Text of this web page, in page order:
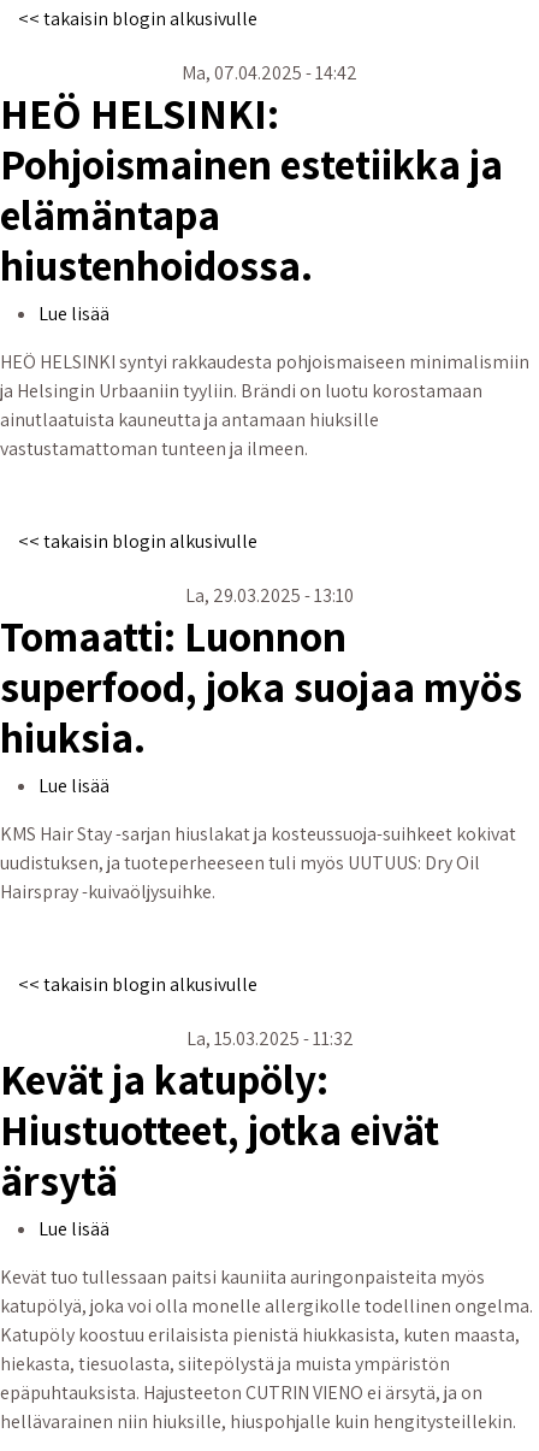
<< takaisin blogin alkusivulle
Ma, 07.04.2025 - 14:42
HEÖ HELSINKI:
Pohjoismainen estetiikka ja
elämäntapa
hiustenhoidossa.
Lue lisää
HEÖ HELSINKI syntyi rakkaudesta pohjoismaiseen minimalismiin
ja Helsingin Urbaaniin tyyliin. Brändi on luotu korostamaan
ainutlaatuista kauneutta ja antamaan hiuksille
vastustamattoman tunteen ja ilmeen.
<< takaisin blogin alkusivulle
La, 29.03.2025 - 13:10
Tomaatti: Luonnon
superfood, joka suojaa myös
hiuksia.
Lue lisää
KMS Hair Stay -sarjan hiuslakat ja kosteussuoja-suihkeet kokivat
uudistuksen, ja tuoteperheeseen tuli myös UUTUUS: Dry Oil
Hairspray -kuivaöljysuihke.
<< takaisin blogin alkusivulle
La, 15.03.2025 - 11:32
Kevät ja katupöly:
Hiustuotteet, jotka eivät
ärsytä
Lue lisää
Kevät tuo tullessaan paitsi kauniita auringonpaisteita myös
katupölyä, joka voi olla monelle allergikolle todellinen ongelma.
Katupöly koostuu erilaisista pienistä hiukkasista, kuten maasta,
hiekasta, tiesuolasta, siitepölystä ja muista ympäristön
epäpuhtauksista. Hajusteeton CUTRIN VIENO ei ärsytä, ja on
hellävarainen niin hiuksille, hiuspohjalle kuin hengitysteillekin.